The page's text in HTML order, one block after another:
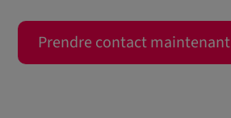
Prendre contact maintenant